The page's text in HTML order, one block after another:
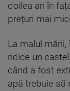
doilea an în
prețuri mai
La malul
ridice un
când a fost
apă trebuie să